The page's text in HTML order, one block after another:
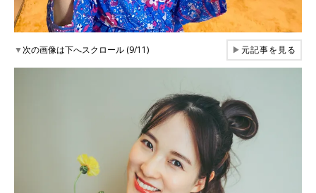
▼次の画像は下へスクロール (9/11) ▶元記事を見る